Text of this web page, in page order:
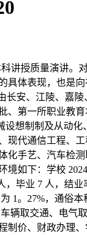
授质量演讲。
体表现，也是
安、江陵、嘉
第一所职业教
想制制及从动
代通信工程、
手艺、汽车检
如下：学校
毕业 7 人，结
。27%，通俗
辆取交通、电
价、财政办理